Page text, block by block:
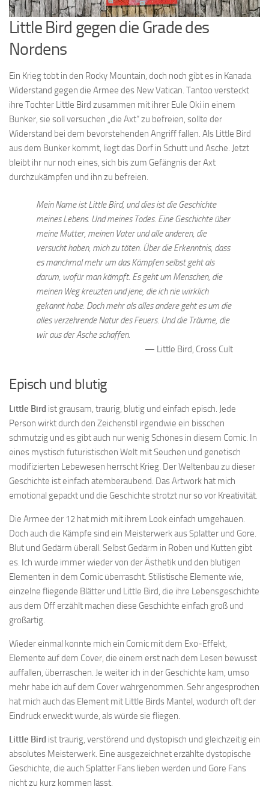
Little Bird gegen die Grade des
Nordens
Ein Krieg tobt in den Rocky Mountain, doch noch gibt es in Kanada
Widerstand gegen die Armee des New Vatican. Tantoo versteckt
ihre Tochter Little Bird zusammen mit ihrer Eule Oki in einem
Bunker, sie soll versuchen „die Axt“ zu befreien, sollte der
Widerstand bei dem bevorstehenden Angriff fallen. Als Little Bird
aus dem Bunker kommt, liegt das Dorf in Schutt und Asche. Jetzt
bleibt ihr nur noch eines, sich bis zum Gefängnis der Axt
durchzukämpfen und ihn zu befreien.
Mein Name ist Little Bird, und dies ist die Geschichte
meines Lebens. Und meines Todes. Eine Geschichte über
meine Mutter, meinen Vater und alle anderen, die
versucht haben, mich zu töten. Über die Erkenntnis, dass
es manchmal mehr um das Kämpfen selbst geht als
darum, wofür man kämpft. Es geht um Menschen, die
meinen Weg kreuzten und jene, die ich nie wirklich
gekannt habe. Doch mehr als alles andere geht es um die
alles verzehrende Natur des Feuers. Und die Träume, die
wir aus der Asche schaffen.
Little Bird, Cross Cult
Episch und blutig
Little Bird ist grausam, traurig, blutig und einfach episch. Jede
Person wirkt durch den Zeichenstil irgendwie ein bisschen
schmutzig und es gibt auch nur wenig Schönes in diesem Comic. In
eines mystisch futuristischen Welt mit Seuchen und genetisch
modifizierten Lebewesen herrscht Krieg. Der Weltenbau zu dieser
Geschichte ist einfach atemberaubend. Das Artwork hat mich
emotional gepackt und die Geschichte strotzt nur so vor Kreativität.
Die Armee der 12 hat mich mit ihrem Look einfach umgehauen.
Doch auch die Kämpfe sind ein Meisterwerk aus Splatter und Gore.
Blut und Gedärm überall. Selbst Gedärm in Roben und Kutten gibt
es. Ich wurde immer wieder von der Ästhetik und den blutigen
Elementen in dem Comic überrascht. Stilistische Elemente wie,
einzelne fliegende Blätter und Little Bird, die ihre Lebensgeschichte
aus dem Off erzählt machen diese Geschichte einfach groß und
großartig.
Wieder einmal konnte mich ein Comic mit dem Exo-Effekt,
Elemente auf dem Cover, die einem erst nach dem Lesen bewusst
auffallen, überraschen. Je weiter ich in der Geschichte kam, umso
mehr habe ich auf dem Cover wahrgenommen. Sehr angesprochen
hat mich auch das Element mit Little Birds Mantel, wodurch oft der
Eindruck erweckt wurde, als würde sie fliegen.
Little Bird ist traurig, verstörend und dystopisch und gleichzeitig ein
absolutes Meisterwerk. Eine ausgezeichnet erzählte dystopische
Geschichte, die auch Splatter Fans lieben werden und Gore Fans
nicht zu kurz kommen lässt.